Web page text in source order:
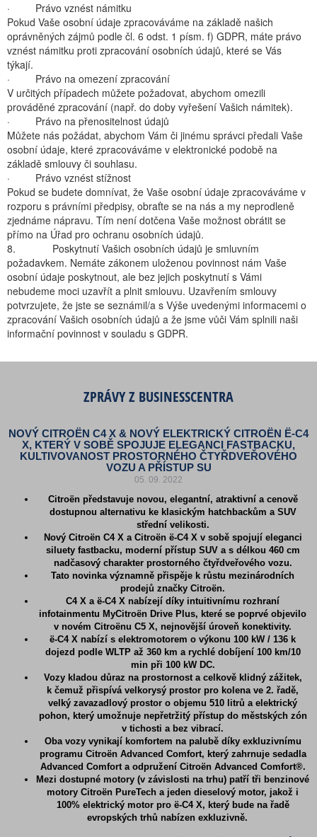
· Právo vznést námitku
Pokud Vaše osobní údaje zpracováváme na základě našich
oprávněných zájmů podle čl. 6 odst. 1 písm. f) GDPR, máte právo
vznést námitku proti zpracování osobních údajů, které se Vás
týkají.
· Právo na omezení zpracování
V určitých případech můžete požadovat, abychom omezili
prováděné zpracování (např. do doby vyřešení Vašich námitek).
· Právo na přenositelnost údajů
Můžete nás požádat, abychom Vám či jinému správci předali Vaše
osobní údaje, které zpracováváme v elektronické podobě na
základě smlouvy či souhlasu.
· Právo vznést stížnost
Pokud se budete domnívat, že Vaše osobní údaje zpracováváme v
rozporu s právními předpisy, obraťte se na nás a my neprodleně
zjednáme nápravu. Tím není dotčena Vaše možnost obrátit se
přímo na Úřad pro ochranu osobních údajů.
8. Poskytnutí Vašich osobních údajů je smluvním
požadavkem. Nemáte zákonem uloženou povinnost nám Vaše
osobní údaje poskytnout, ale bez jejich poskytnutí s Vámi
nebudeme moci uzavřít a plnit smlouvu. Uzavřením smlouvy
potvrzujete, že jste se seznámil/a s Výše uvedenými informacemi o
zpracování Vašich osobních údajů a že jsme vůči Vám splnili naši
informační povinnost v souladu s GDPR.
ZPRÁVY Z BUSINESSCENTRA
NOVÝ CITROËN C4 X & NOVÝ ELEKTRICKÝ CITROËN Ë-C4
X, KTERÝ V SOBĚ SPOJUJE ELEGANCI FASTBACKU,
KULTIVOVANOST PROSTORNÉHO ČTYŘDVEŘOVÉHO
VOZU A PŘÍSTUP SU
05. 09. 2022
Citroën představuje novou, elegantní, atraktivní a cenově
dostupnou alternativu ke klasickým hatchbackům a SUV
střední velikosti.
Nový Citroën C4 X a Citroën ë-C4 X v sobě spojují eleganci
siluety fastbacku, moderní přístup SUV a s délkou 460 cm
nadčasový charakter prostorného čtyřdveřového vozu.
Tato novinka významně přispěje k růstu mezinárodních
prodejů značky Citroën.
C4 X a ë-C4 X nabízejí díky intuitivnímu rozhraní
infotainmentu MyCitroën Drive Plus, které se poprvé objevilo
v novém Citroënu C5 X, nejnovější úroveň konektivity.
ë-C4 X nabízí s elektromotorem o výkonu 100 kW / 136 k
dojezd podle WLTP až 360 km a rychlé dobíjení 100 km/10
min při 100 kW DC.
Vozy kladou důraz na prostornost a celkově klidný zážitek,
k čemuž přispívá velkorysý prostor pro kolena ve 2. řadě,
velký zavazadlový prostor o objemu 510 litrů a elektrický
pohon, který umožnuje nepřetržitý přístup do městských zón
v tichosti a bez vibrací.
Oba vozy vynikají komfortem na palubě díky exkluzivnímu
programu Citroën Advanced Comfort, který zahrnuje sedadla
Advanced Comfort a odpružení Citroën Advanced Comfort®.
Mezi dostupné motory (v závislosti na trhu) patří tři benzinové
motory Citroën PureTech a jeden dieselový motor, jakož i
100% elektrický motor pro ë-C4 X, který bude na řadě
evropských trhů nabízen exkluzivně.